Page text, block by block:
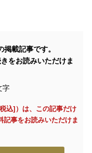
載記事です。
をお読みいただけま
字
込]）は、この記事だけ
事をお読みいただけま